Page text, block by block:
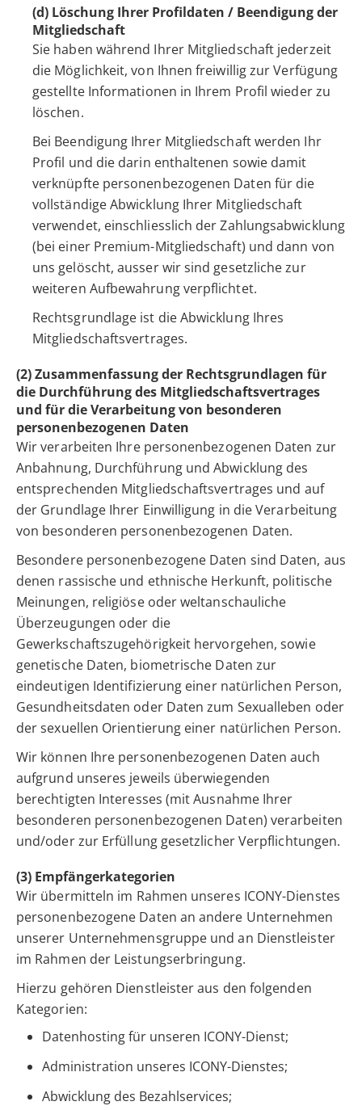
(d) Löschung Ihrer Profildaten / Beendigung der
Mitgliedschaft
Sie haben während Ihrer Mitgliedschaft jederzeit
die Möglichkeit, von Ihnen freiwillig zur Verfügung
gestellte Informationen in Ihrem Profil wieder zu
löschen.
Bei Beendigung Ihrer Mitgliedschaft werden Ihr
Profil und die darin enthaltenen sowie damit
verknüpfte personenbezogenen Daten für die
vollständige Abwicklung Ihrer Mitgliedschaft
verwendet, einschliesslich der Zahlungsabwicklung
(bei einer Premium-Mitgliedschaft) und dann von
uns gelöscht, ausser wir sind gesetzliche zur
weiteren Aufbewahrung verpflichtet.
Rechtsgrundlage ist die Abwicklung Ihres
Mitgliedschaftsvertrages.
(2) Zusammenfassung der Rechtsgrundlagen für
die Durchführung des Mitgliedschaftsvertrages
und für die Verarbeitung von besonderen
personenbezogenen Daten
Wir verarbeiten Ihre personenbezogenen Daten zur
Anbahnung, Durchführung und Abwicklung des
entsprechenden Mitgliedschaftsvertrages und auf
der Grundlage Ihrer Einwilligung in die Verarbeitung
von besonderen personenbezogenen Daten.
Besondere personenbezogene Daten sind Daten, aus
denen rassische und ethnische Herkunft, politische
Meinungen, religiöse oder weltanschauliche
Überzeugungen oder die
Gewerkschaftszugehörigkeit hervorgehen, sowie
genetische Daten, biometrische Daten zur
eindeutigen Identifizierung einer natürlichen Person,
Gesundheitsdaten oder Daten zum Sexualleben oder
der sexuellen Orientierung einer natürlichen Person.
Wir können Ihre personenbezogenen Daten auch
aufgrund unseres jeweils überwiegenden
berechtigten Interesses (mit Ausnahme Ihrer
besonderen personenbezogenen Daten) verarbeiten
und/oder zur Erfüllung gesetzlicher Verpflichtungen.
(3) Empfängerkategorien
Wir übermitteln im Rahmen unseres ICONY-Dienstes
personenbezogene Daten an andere Unternehmen
unserer Unternehmensgruppe und an Dienstleister
im Rahmen der Leistungserbringung.
Hierzu gehören Dienstleister aus den folgenden
Kategorien:
Datenhosting für unseren ICONY-Dienst;
Administration unseres ICONY-Dienstes;
Abwicklung des Bezahlservices;